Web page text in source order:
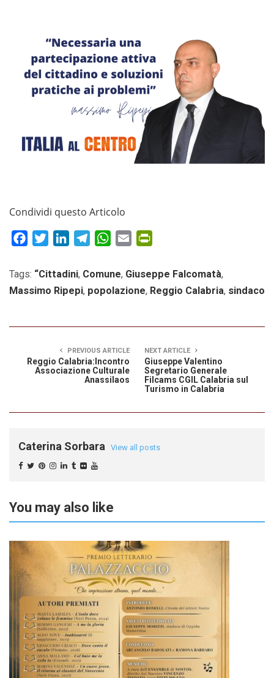
Condividi questo Articolo
FacebookTwitterLinkedInTelegramWhatsApp
Email
Tags: “Cittadini, Comune, Giuseppe Falcomatà,
Massimo Ripepi, popolazione, Reggio Calabria, sindaco
PREVIOUS ARTICLE
Reggio Calabria:Incontro
Associazione Culturale
Anassilaos
NEXT ARTICLE
Giuseppe Valentino
Segretario Generale
Filcams CGIL Calabria sul
Turismo in Calabria
Caterina Sorbara View all posts
You may also like